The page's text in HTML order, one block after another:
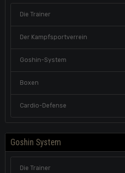
Die Trainer
Der Kampfsportverrein
Goshin-System
Boxen
Cardio-Defense
Goshin System
Die Trainer